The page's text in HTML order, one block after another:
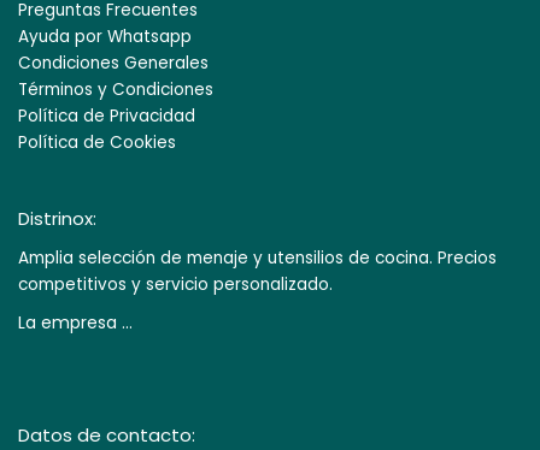
Preguntas Frecuentes
Ayuda por Whatsapp
Condiciones Generales
Términos y Condiciones
Política de Privacidad
Política de Cookies
Distrinox:
Amplia selección de menaje y utensilios de cocina. Precios
competitivos y servicio personalizado.
La empresa ...
Datos de contacto: